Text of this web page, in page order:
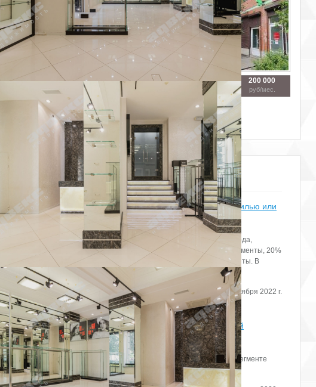
100 000
руб/мес. 101.9 м
235 000
99.8 м
200 000
руб/мес.
Показать похожие на eip.ru
Итоги бизнес-завтрака «Апартаменты – альтернатива жилью или
инвестиционный продукт?» в Петербурге
Всего на рынке Петербурга по итогам первого полугодия 2022 года,
представлены 4,6 тыс. юнитов, из них 70% — сервисные апартаменты, 20%
— рекреационные объекты и 5% — несервисные и элитные юниты. В
предложении стали лидировать рекреационные апартаменты.
Автор: Редактор сайта Дата:2 сентября 2022 г.
Итоги 2019 года в сегменте складской и индустриальной
недвижимости
Эксперты Knight Frank St Petersburg подвели итоги 2019 года в сегменте
складской и индустриальной недвижимости.